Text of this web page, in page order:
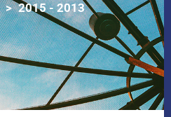
2015 - 2013